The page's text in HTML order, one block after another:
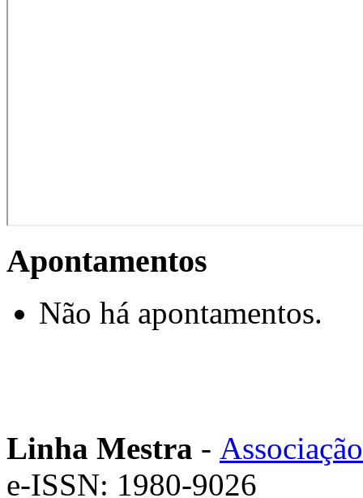
Apontamentos
Não há apontamentos.
Linha Mestra -
e-ISSN: 1980-9026